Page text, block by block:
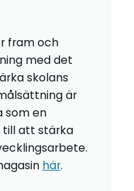
fram och
med det
skolans
är
som en
till att stärka
här.